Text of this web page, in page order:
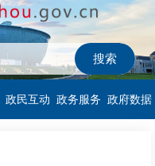
政民互动 政务服务 政府数据